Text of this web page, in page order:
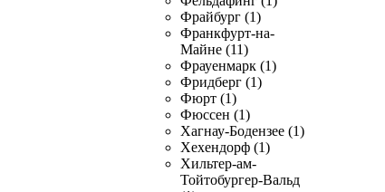
Фрайбург (1)
Франкфурт-на-
Майне (11)
Фрауенмарк (1)
Фридберг (1)
Фюрт (1)
Фюссен (1)
Хагнау-Бодензее (1)
Хехендорф (1)
Хильтер-ам-
Тойтобургер-Вальд